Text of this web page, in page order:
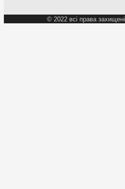
© 2022 всі права захищені